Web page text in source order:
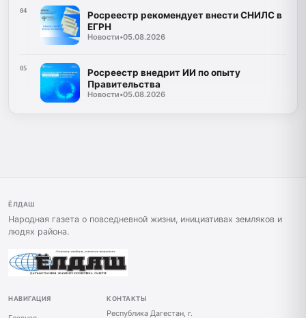
04
Росреестр рекомендует внести СНИЛС в
ЕГРН
Новости•05.08.2026
05
Росреестр внедрит ИИ по опыту
Правительства
Новости•05.08.2026
ЁЛДАШ
Народная газета о повседневной жизни, инициативах земляков и
людях района.
НАВИГАЦИЯ КОНТАКТЫ
Республика Дагестан, г.